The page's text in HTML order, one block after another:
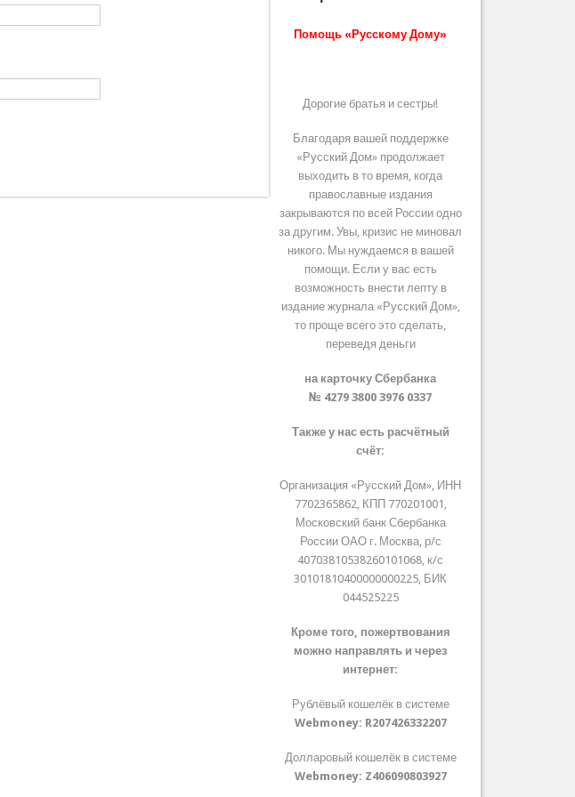
Помощь «Русскому Дому»
Дорогие братья и сестры!
Благодаря вашей поддержке
«Русский Дом» продолжает
выходить в то время, когда
православные издания
закрываются по всей России одно
за другим. Увы, кризис не миновал
никого. Мы нуждаемся в вашей
помощи. Если у вас есть
возможность внести лепту в
издание журнала «Русский Дом»,
то проще всего это сделать,
переведя деньги
на карточку Сбербанка
№ 4279 3800 3976 0337
Также у нас есть расчётный
счёт:
Организация «Русский Дом», ИНН
7702365862, КПП 770201001,
Московский банк Сбербанка
России ОАО г. Москва, р/с
40703810538260101068, к/с
30101810400000000225, БИК
044525225
Кроме того, пожертвования
можно направлять и через
интернет:
Рублёвый кошелёк в системе
Webmoney: R207426332207
Долларовый кошелёк в системе
Webmoney: Z406090803927